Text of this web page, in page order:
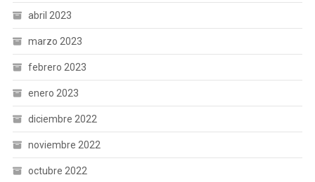
abril 2023
marzo 2023
febrero 2023
enero 2023
diciembre 2022
noviembre 2022
octubre 2022